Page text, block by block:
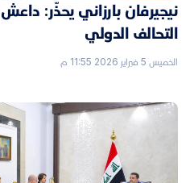
نيجيرفان بارزاني يحذّر:
التحالف الدولي
الخميس 5 فبراير 2026 11:55 م